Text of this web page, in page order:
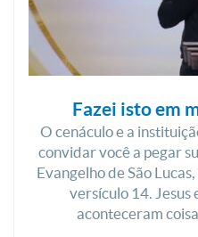
Fazei isto em
O cenáculo e a
convidar você a pegar
Evangelho de São
versículo 14. Jesus
aconteceram